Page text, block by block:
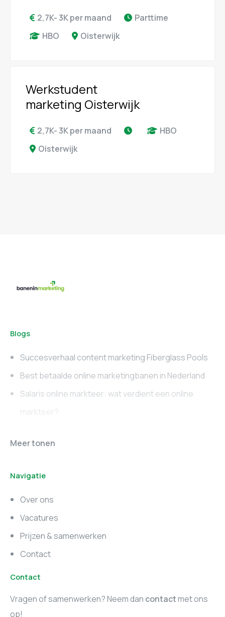
2,7K- 3K per maand
Parttime
HBO
Oisterwijk
Werkstudent
marketing Oisterwijk
2,7K- 3K per maand
HBO
Oisterwijk
Blogs
Succesverhaal content marketing Fiberglass Pools
Best betaalde online marketingbanen in Nederland
Salaris online markteer: wat verdient een online
markteer?
Online marketing
Marketing vacatures
Zuid-Holland
Marketing vacatures
Utrecht
Meer tonen
Navigatie
Over ons
Vacatures
Prijzen & samenwerken
Contact
Contact
Vragen of samenwerken? Neem dan contactmet ons
op!